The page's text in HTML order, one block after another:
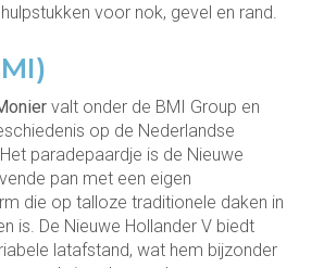
voor nok, gevel en rand.
valt onder de BMI Group en
op de Nederlandse
paradepaardje is de Nieuwe
pan met een eigen
die op talloze traditionele daken in
is. De Nieuwe Hollander V biedt
latafstand, wat hem bijzonder